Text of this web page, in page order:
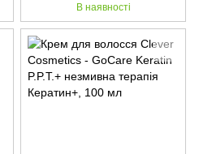
В наявності